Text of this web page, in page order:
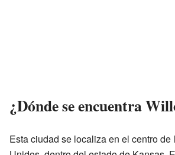
¿Dónde se encuentra
Esta ciudad se localiza en el centro de